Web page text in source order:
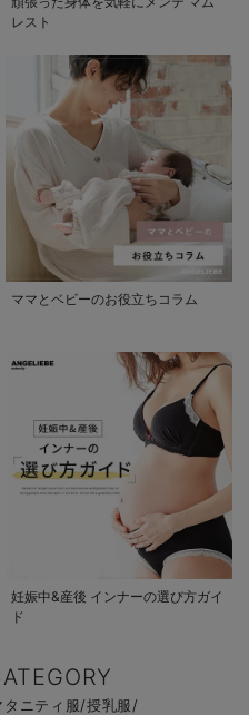
レスト
ママとベビーのお役立ちコラム
妊娠中&産後 インナーの選び方ガイ
ド
ニティ服/授乳服/